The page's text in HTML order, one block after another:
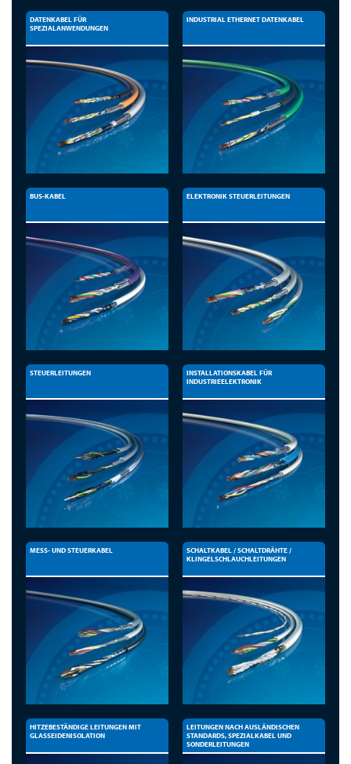
DATENKABEL FÜR
SPEZIALANWENDUNGEN
INDUSTRIAL ETHERNET DATENKABEL
BUS-KABEL ELEKTRONIK STEUERLEITUNGEN
STEUERLEITUNGEN
INSTALLATIONSKABEL FÜR
INDUSTRIEELEKTRONIK
MESS- UND STEUERKABEL
SCHALTKABEL / SCHALTDRÄHTE /
KLINGELSCHLAUCHLEITUNGEN
HITZEBESTÄNDIGE LEITUNGEN MIT
GLASSEIDENISOLATION
LEITUNGEN NACH AUSLÄNDISCHEN
STANDARDS, SPEZIALKABEL UND
SONDERLEITUNGEN